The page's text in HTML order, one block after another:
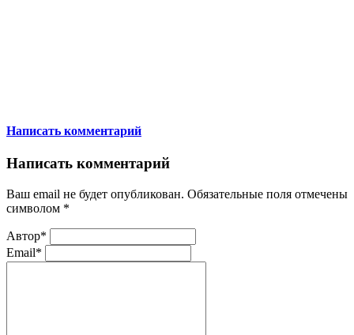
Написать комментарий
Написать комментарий
Ваш email не будет опубликован. Обязательные поля отмечены
символом *
Автор*
Email*